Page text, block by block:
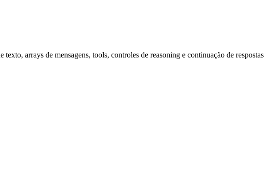
arrays de mensagens, tools, controles de reasoning e continuação de respostas